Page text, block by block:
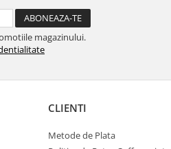
magazinului.
CLIENTI
Metode de Plata